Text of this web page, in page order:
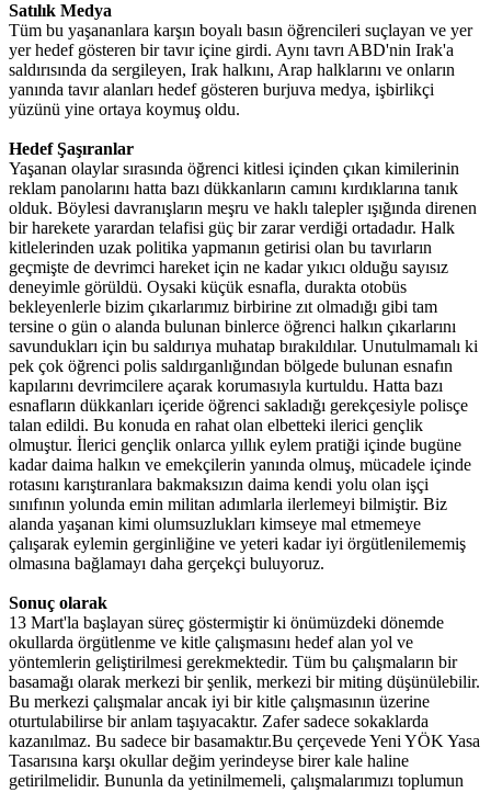
Satılık Medya
Tüm bu yaşananlara karşın boyalı basın öğrencileri suçlayan ve yer
yer hedef gösteren bir tavır içine girdi. Aynı tavrı ABD'nin Irak'a
saldırısında da sergileyen, Irak halkını, Arap halklarını ve onların
yanında tavır alanları hedef gösteren burjuva medya, işbirlikçi
yüzünü yine ortaya koymuş oldu.
Hedef Şaşıranlar
Yaşanan olaylar sırasında öğrenci kitlesi içinden çıkan kimilerinin
reklam panolarını hatta bazı dükkanların camını kırdıklarına tanık
olduk. Böylesi davranışların meşru ve haklı talepler ışığında direnen
bir harekete yarardan telafisi güç bir zarar verdiği ortadadır. Halk
kitlelerinden uzak politika yapmanın getirisi olan bu tavırların
geçmişte de devrimci hareket için ne kadar yıkıcı olduğu sayısız
deneyimle görüldü. Oysaki küçük esnafla, durakta otobüs
bekleyenlerle bizim çıkarlarımız birbirine zıt olmadığı gibi tam
tersine o gün o alanda bulunan binlerce öğrenci halkın çıkarlarını
savundukları için bu saldırıya muhatap bırakıldılar. Unutulmamalı ki
pek çok öğrenci polis saldırganlığından bölgede bulunan esnafın
kapılarını devrimcilere açarak korumasıyla kurtuldu. Hatta bazı
esnafların dükkanları içeride öğrenci sakladığı gerekçesiyle polisçe
talan edildi. Bu konuda en rahat olan elbetteki ilerici gençlik
olmuştur. İlerici gençlik onlarca yıllık eylem pratiği içinde bugüne
kadar daima halkın ve emekçilerin yanında olmuş, mücadele içinde
rotasını karıştıranlara bakmaksızın daima kendi yolu olan işçi
sınıfının yolunda emin militan adımlarla ilerlemeyi bilmiştir. Biz
alanda yaşanan kimi olumsuzlukları kimseye mal etmemeye
çalışarak eylemin gerginliğine ve yeteri kadar iyi örgütlenilememiş
olmasına bağlamayı daha gerçekçi buluyoruz.
Sonuç olarak
13 Mart'la başlayan süreç göstermiştir ki önümüzdeki dönemde
okullarda örgütlenme ve kitle çalışmasını hedef alan yol ve
yöntemlerin geliştirilmesi gerekmektedir. Tüm bu çalışmaların bir
basamağı olarak merkezi bir şenlik, merkezi bir miting düşünülebilir.
Bu merkezi çalışmalar ancak iyi bir kitle çalışmasının üzerine
oturtulabilirse bir anlam taşıyacaktır. Zafer sadece sokaklarda
kazanılmaz. Bu sadece bir basamaktır.Bu çerçevede Yeni YÖK Yasa
Tasarısına karşı okullar değim yerindeyse birer kale haline
getirilmelidir. Bununla da yetinilmemeli, çalışmalarımızı toplumun